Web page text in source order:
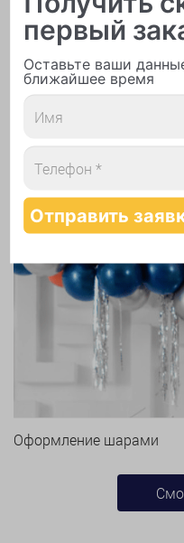
Надутие шаров гелием
Оформление шарами
первый
Оставьте ваши
ближайшее время